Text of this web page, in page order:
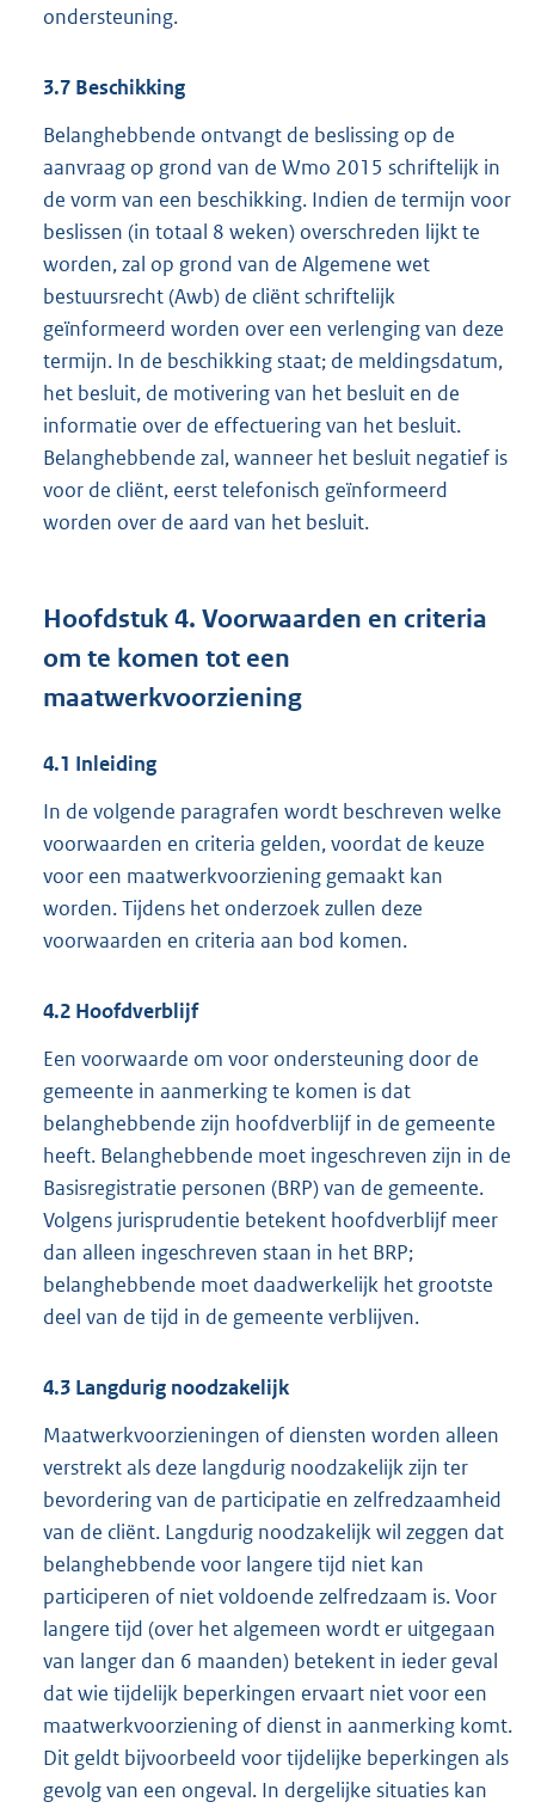
ondersteuning.
3.7 Beschikking
Belanghebbende ontvangt de beslissing op de
aanvraag op grond van de Wmo 2015 schriftelijk in
de vorm van een beschikking. Indien de termijn voor
beslissen (in totaal 8 weken) overschreden lijkt te
worden, zal op grond van de Algemene wet
bestuursrecht (Awb) de cliënt schriftelijk
geïnformeerd worden over een verlenging van deze
termijn. In de beschikking staat; de meldingsdatum,
het besluit, de motivering van het besluit en de
informatie over de effectuering van het besluit.
Belanghebbende zal, wanneer het besluit negatief is
voor de cliënt, eerst telefonisch geïnformeerd
worden over de aard van het besluit.
Hoofdstuk4. Voorwaarden en criteria
om te komen tot een
maatwerkvoorziening
4.1 Inleiding
In de volgende paragrafen wordt beschreven welke
voorwaarden en criteria gelden, voordat de keuze
voor een maatwerkvoorziening gemaakt kan
worden. Tijdens het onderzoek zullen deze
voorwaarden en criteria aan bod komen.
4.2 Hoofdverblijf
Een voorwaarde om voor ondersteuning door de
gemeente in aanmerking te komen is dat
belanghebbende zijn hoofdverblijf in de gemeente
heeft. Belanghebbende moet ingeschreven zijn in de
Basisregistratie personen (BRP) van de gemeente.
Volgens jurisprudentie betekent hoofdverblijf meer
dan alleen ingeschreven staan in het BRP;
belanghebbende moet daadwerkelijk het grootste
deel van de tijd in de gemeente verblijven.
4.3 Langdurig noodzakelijk
Maatwerkvoorzieningen of diensten worden alleen
verstrekt als deze langdurig noodzakelijk zijn ter
bevordering van de participatie en zelfredzaamheid
van de cliënt. Langdurig noodzakelijk wil zeggen dat
belanghebbende voor langere tijd niet kan
participeren of niet voldoende zelfredzaam is. Voor
langere tijd (over het algemeen wordt er uitgegaan
van langer dan 6 maanden) betekent in ieder geval
dat wie tijdelijk beperkingen ervaart niet voor een
maatwerkvoorziening of dienst in aanmerking komt.
Dit geldt bijvoorbeeld voor tijdelijke beperkingen als
gevolg van een ongeval. In dergelijke situaties kan